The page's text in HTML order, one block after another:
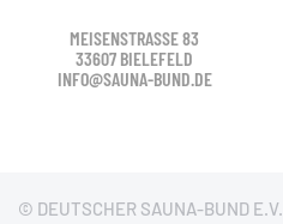
MEISENSTRASSE 83
33607 BIELEFELD
INFO@SAUNA-BUND.DE
© DEUTSCHER SAUNA-BUND E.V.